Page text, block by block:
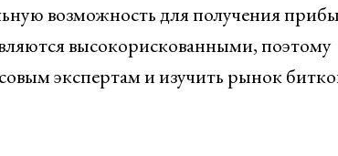
возможность для получения
высокорискованными, поэтому
экспертам и изучить рынок